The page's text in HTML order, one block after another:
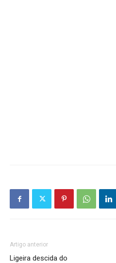
Artigo anterior
Ligeira descida do